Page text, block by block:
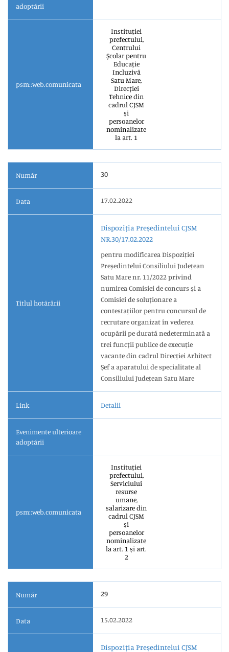
adoptării
psm::web.comunicata
Instituției
prefectului,
Centrului
Școlar pentru
Educație
Incluzivă
Satu Mare,
Direcției
Tehnice din
cadrul CJSM
și
persoanelor
nominalizate
la art. 1
Număr 30
Data 17.02.2022
Titlul hotărârii
Dispoziția Președintelui CJSM
NR.30/17.02.2022
pentru modificarea Dispoziției
Președintelui Consiliului Județean
Satu Mare nr. 11/2022 privind
numirea Comisiei de concurs și a
Comisiei de soluționare a
contestațiilor pentru concursul de
recrutare organizat în vederea
ocupării pe durată nedeterminată a
trei funcții publice de execuție
vacante din cadrul Direcției Arhitect
Șef a aparatului de specialitate al
Consiliului Județean Satu Mare
Link Detalii
Evenimente ulterioare
adoptării
psm::web.comunicata
Instituției
prefectului,
Serviciului
resurse
umane,
salarizare din
cadrul CJSM
și
persoanelor
nominalizate
la art. 1 și art.
2
Număr 29
Data 15.02.2022
Dispoziția Președintelui CJSM